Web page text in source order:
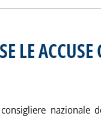
LE
Lettere alla Staffetta
giovedì 13 ottobre 2005
nazionale